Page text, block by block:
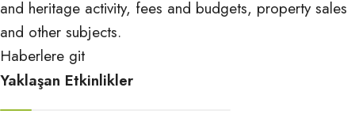
and heritage activity, fees and budgets, property sales
and other subjects.
Haberlere git
Yaklaşan Etkinlikler